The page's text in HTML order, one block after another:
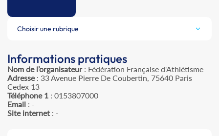
Choisir une rubrique
Informations pratiques
Nom de l’organisateur: Fédération Française d'Athlétisme
Adresse: 33 Avenue Pierre De Coubertin, 75640 Paris
Cedex 13
Téléphone 1 : 0153807000
Email : -
Site internet : -